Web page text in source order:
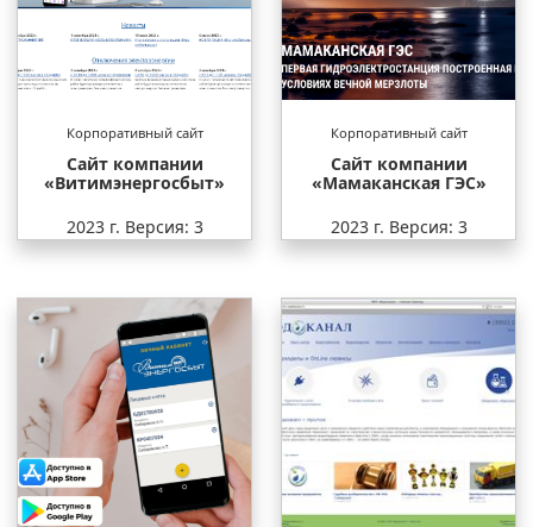
Корпоративный сайт
Сайт компании
«Витимэнергосбыт»
2023 г. Версия: 3
Корпоративный сайт
Сайт компании
«Мамаканская ГЭС»
2023 г. Версия: 3